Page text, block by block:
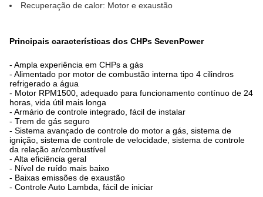
Recuperação de calor: Motor e exaustão
Principais características dos CHPs SevenPower
- Ampla experiência em CHPs a gás
- Alimentado por motor de combustão interna tipo 4 cilindros
refrigerado a água
- Motor RPM1500, adequado para funcionamento contínuo de 24
horas, vida útil mais longa
- Armário de controle integrado, fácil de instalar
- Trem de gás seguro
- Sistema avançado de controle do motor a gás, sistema de
ignição, sistema de controle de velocidade, sistema de controle
da relação ar/combustível
- Alta eficiência geral
- Nível de ruído mais baixo
- Baixas emissões de exaustão
- Controle Auto Lambda, fácil de iniciar